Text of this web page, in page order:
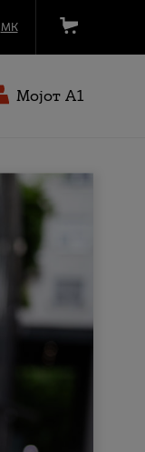
МК
Мојот A1